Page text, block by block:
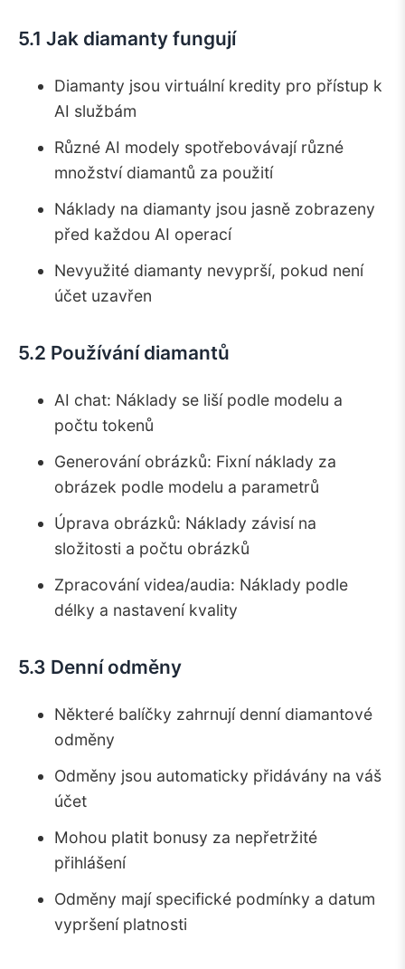
5.1 Jak diamanty fungují
Diamanty jsou virtuální kredity pro přístup k
AI službám
Různé AI modely spotřebovávají různé
množství diamantů za použití
Náklady na diamanty jsou jasně zobrazeny
před každou AI operací
Nevyužité diamanty nevyprší, pokud není
účet uzavřen
5.2 Používání diamantů
AI chat: Náklady se liší podle modelu a
počtu tokenů
Generování obrázků: Fixní náklady za
obrázek podle modelu a parametrů
Úprava obrázků: Náklady závisí na
složitosti a počtu obrázků
Zpracování videa/audia: Náklady podle
délky a nastavení kvality
5.3 Denní odměny
Některé balíčky zahrnují denní diamantové
odměny
Odměny jsou automaticky přidávány na váš
účet
Mohou platit bonusy za nepřetržité
přihlášení
Odměny mají specifické podmínky a datum
vypršení platnosti